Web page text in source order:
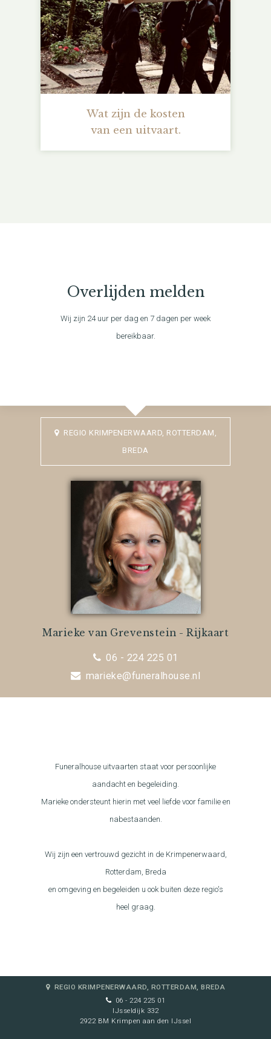
Wat zijn de kosten
van een uitvaart.
Overlijden melden
Wij zijn 24 uur per dag en 7 dagen per week
bereikbaar.
REGIO KRIMPENERWAARD, ROTTERDAM,
BREDA
Marieke van Grevenstein - Rijkaart
06 - 224 225 01
marieke@funeralhouse.nl
Funeralhouse uitvaarten staat voor persoonlijke
aandacht en begeleiding.
Marieke ondersteunt hierin met veel liefde voor familie en
nabestaanden.
Wij zijn een vertrouwd gezicht in de Krimpenerwaard,
Rotterdam, Breda
en omgeving en begeleiden u ook buiten deze regio's
heel graag.
REGIO KRIMPENERWAARD, ROTTERDAM, BREDA
06 - 224 225 01
IJsseldijk 332
2922 BM Krimpen aan den IJssel